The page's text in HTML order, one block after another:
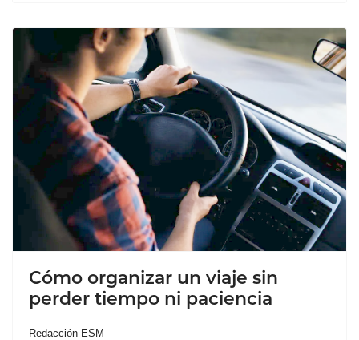
Cómo organizar un viaje sin
perder tiempo ni paciencia
Redacción ESM